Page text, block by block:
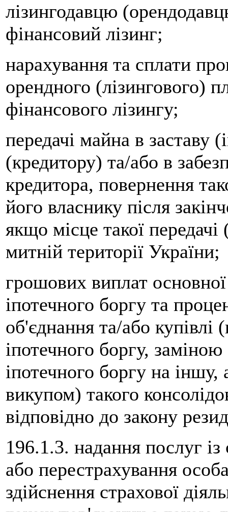
лізингодавцю
фінансовий лізинг;
нарахування та сплати
орендного (лізингового)
фінансового лізингу;
передачі майна в заставу
(кредитору) та/або в
кредитора, повернення
його власнику після
якщо місце такої
митній території України;
грошових виплат
іпотечного боргу та
об'єднання та/або купівлі
іпотечного боргу, заміною
іпотечного боргу на
викупом) такого
відповідно до закону
196.1.3. надання послуг із
або перестрахування
здійснення страхової